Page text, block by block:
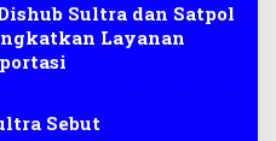
Sultra dan Satpol
Layanan
Sebut